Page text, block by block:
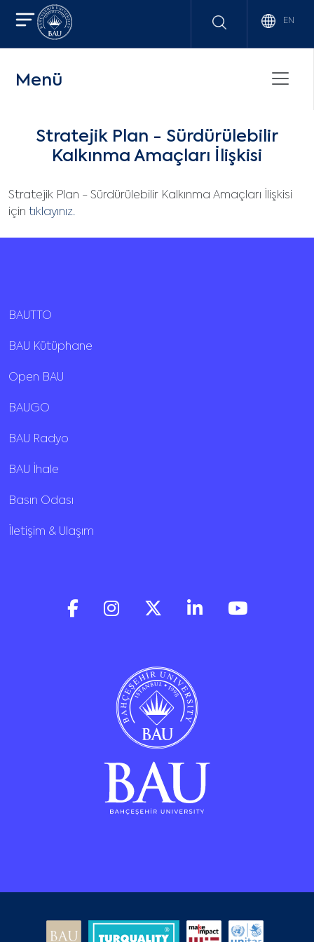
EN
Menü
Stratejik Plan - Sürdürülebilir
Kalkınma Amaçları İlişkisi
Stratejik Plan - Sürdürülebilir Kalkınma Amaçları İlişkisi
için tıklayınız.
BAUTTO
BAU Kütüphane
Open BAU
BAUGO
BAU Radyo
BAU İhale
Basın Odası
İletişim & Ulaşım